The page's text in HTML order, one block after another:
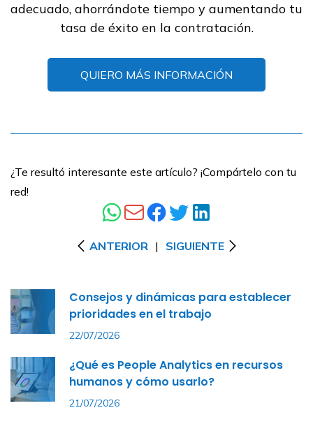
adecuado, ahorrándote tiempo y aumentando tu
tasa de éxito en la contratación.
QUIERO MÁS INFORMACIÓN
¿Te resultó interesante este artículo? ¡Compártelo con tu
red!
ANTERIOR | SIGUIENTE
Consejos y dinámicas para establecer
prioridades en el trabajo
22/07/2026
¿Qué es People Analytics en recursos
humanos y cómo usarlo?
21/07/2026